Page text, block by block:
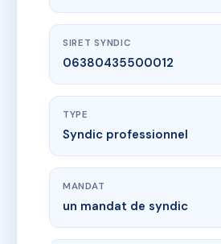
SIRET SYNDIC
06380435500012
TYPE
Syndic professionnel
MANDAT
un mandat de syndic